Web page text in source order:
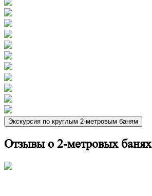
Экскурсия по круглым 2-метровым баням
Отзывы о 2-метровых банях